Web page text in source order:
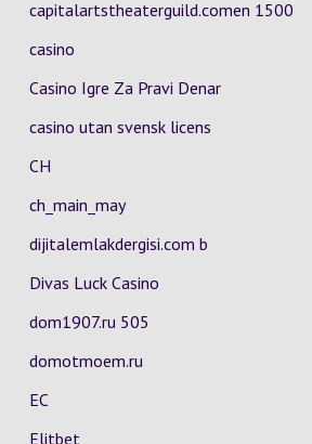
capitalartstheaterguild.comen 1500
casino
Casino Igre Za Pravi Denar
casino utan svensk licens
CH
ch_main_may
dijitalemlakdergisi.com b
Divas Luck Casino
dom1907.ru 505
domotmoem.ru
EC
Elitbet